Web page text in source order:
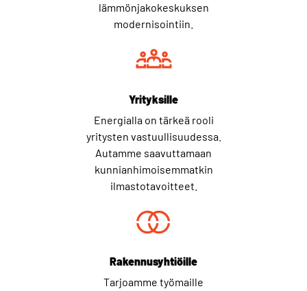
lämmönjakokeskuksen
modernisointiin.
Yrityksille
Energialla on tärkeä rooli
yritysten vastuullisuudessa.
Autamme saavuttamaan
kunnianhimoisemmatkin
ilmastotavoitteet.
Rakennusyhtiöille
Tarjoamme työmaille